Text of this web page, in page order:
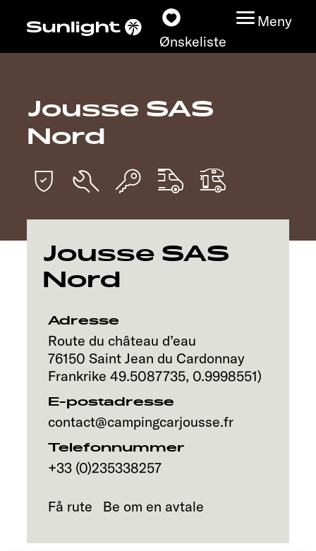
Ønskeliste
Meny
Modeller
Finn din Sunlight
Oppdage
Jousse SAS
Nord
Jousse SAS
Nord
Adresse
Route du château d’eau
76150 Saint Jean du Cardonnay
Frankrike 49.5087735, 0.9998551)
E-postadresse
contact@campingcarjousse.fr
Telefonnummer
+33 (0)235338257
Få rute Be om en avtale